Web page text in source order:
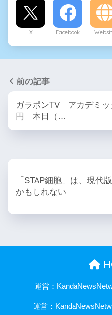
X Facebook
前の記事
ガラポンTV アカデミッ
円 本日（…
「STAP細胞」は、現代
かもしれない
運営：
運営：